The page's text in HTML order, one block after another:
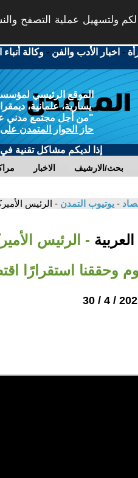
ولتسهيل عملية التصفح
- اخبار الأدب والفن -وكالة أنباء
الموقع الرئيسي
يسارية، علمانية،
"من أجل مجتمع مدني
حاز الحوار المتمدن
إذا لديكم مشاكل تقنية
الاخبار بحث/الارشيف
- يوتيوب التمدن - الرئيس الأميركي ترمب:
وحققنا استقرارًا
2025 / 4